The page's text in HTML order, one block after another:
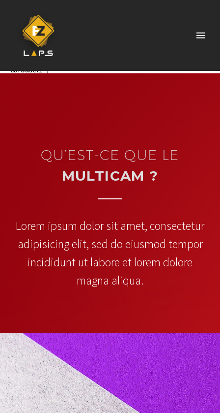
[rev_slider slidertitle=”Project Carousel1″ alias=”project-
carousel1″]
QU’EST-CE QUE LE
MULTICAM ?
Lorem ipsum dolor sit amet, consectetur
adipisicing elit, sed do eiusmod tempor
incididunt ut labore et lorem dolore
magna aliqua.